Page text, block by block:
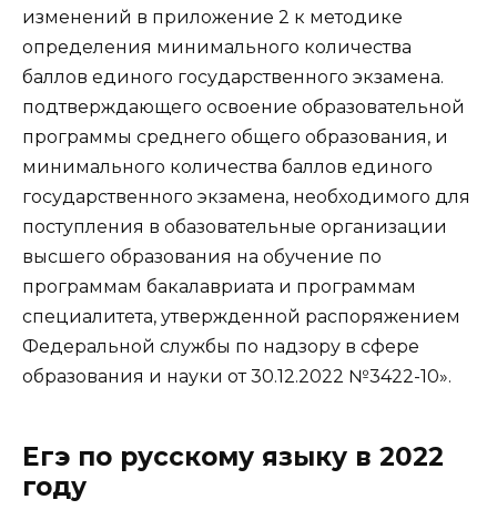
изменений в приложение 2 к методике
определения минимального количества
баллов единого государственного экзамена.
подтверждающего освоение образовательной
программы среднего общего образования, и
минимального количества баллов единого
государственного экзамена, необходимого для
поступления в обазовательные организации
высшего образования на обучение по
программам бакалавриата и программам
специалитета, утвержденной распоряжением
Федеральной службы по надзору в сфере
образования и науки от 30.12.2022 №3422-10».
Егэ по русскому языку в 2022
году